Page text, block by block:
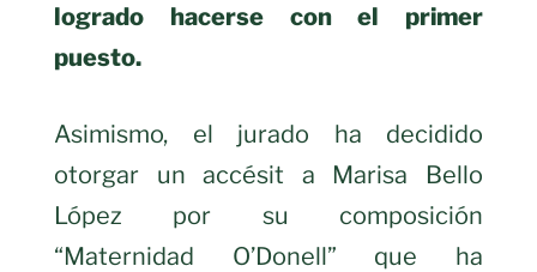
logrado hacerse con el primer
puesto.
Asimismo, el jurado ha decidido
otorgar un accésit a Marisa Bello
López por su composición
“Maternidad O’Donell” que ha